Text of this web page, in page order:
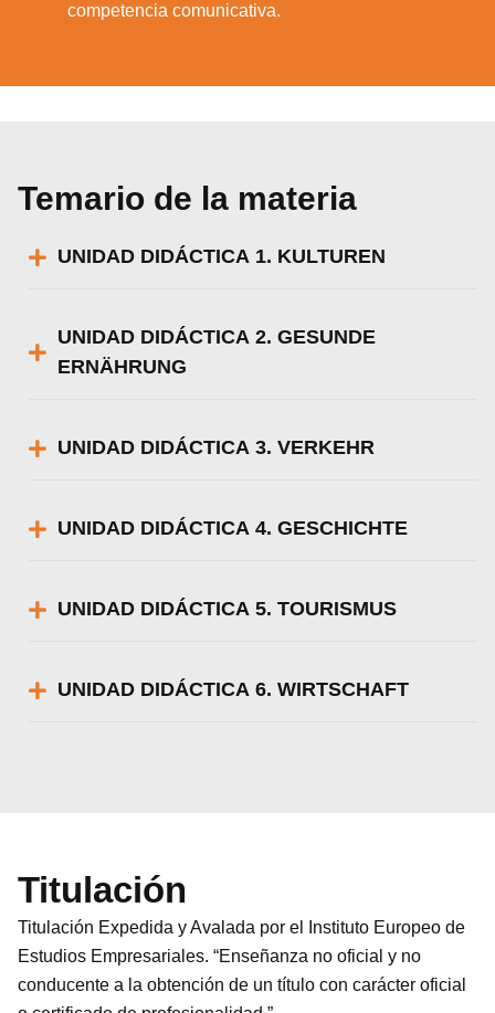
competencia comunicativa.
Temario de la materia
UNIDAD DIDÁCTICA 1. KULTUREN
UNIDAD DIDÁCTICA 2. GESUNDE
ERNÄHRUNG
UNIDAD DIDÁCTICA 3. VERKEHR
UNIDAD DIDÁCTICA 4. GESCHICHTE
UNIDAD DIDÁCTICA 5. TOURISMUS
UNIDAD DIDÁCTICA 6. WIRTSCHAFT
Titulación
Titulación Expedida y Avalada por el Instituto Europeo de
Estudios Empresariales. “Enseñanza no oficial y no
conducente a la obtención de un título con carácter oficial